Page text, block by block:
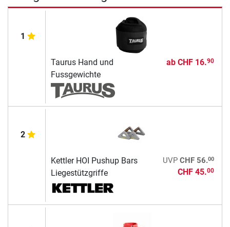
1
Taurus Hand und
Fussgewichte
ab CHF 16.90
2
Kettler HOI Pushup Bars
Liegestützgriffe
UVP CHF 56.00
CHF 45.00